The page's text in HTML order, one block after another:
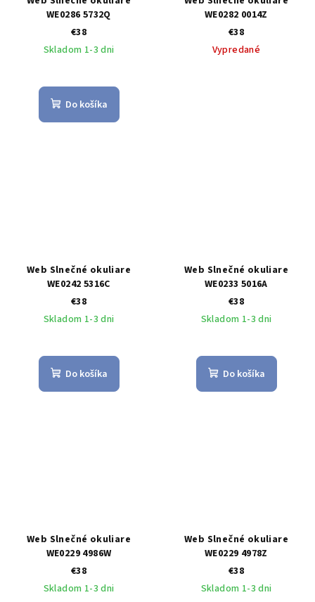
WE0286 5732Q
€38
Skladom 1-3 dni
Do košíka
WE0282 0014Z
€38
Vypredané
Web Slnečné okuliare
WE0242 5316C
€38
Skladom 1-3 dni
Do košíka
Web Slnečné okuliare
WE0233 5016A
€38
Skladom 1-3 dni
Do košíka
Web Slnečné okuliare
WE0229 4986W
€38
Skladom 1-3 dni
Web Slnečné okuliare
WE0229 4978Z
€38
Skladom 1-3 dni